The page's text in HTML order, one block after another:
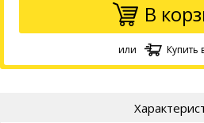
В
или Купить